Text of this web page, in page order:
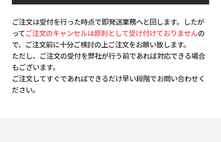
ご注文は受付を行った時点で即発送業務へと回します。したが
ってご注文のキャンセルは原則として受け付けておりませんの
で、ご注文前に十分ご検討の上ご注文をお願い致します。
ただし、ご注文の受付を弊社が行う前であれば対応できる場合
もございます。
ご注文してすぐであればできるだけ早い段階でお問い合わせく
ださい。